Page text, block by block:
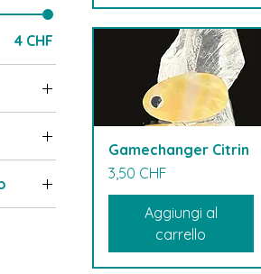
4 CHF
Gamechanger Citrin
Prezzo
3,50 CHF
Aggiungi al
carrello